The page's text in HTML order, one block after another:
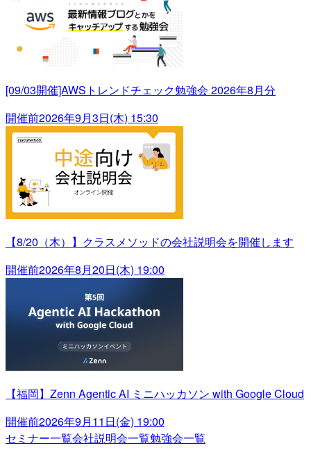
[09/03開催]AWSトレンドチェック勉強会 2026年8月分
開催前2026年9月3日(木) 15:30
【8/20（木）】クラスメソッドの会社説明会を開催します
開催前2026年8月20日(木) 19:00
【福岡】Zenn Agentic AI ミニハッカソン with Google Cloud
開催前2026年9月11日(金) 19:00
セミナー一覧会社説明会一覧勉強会一覧